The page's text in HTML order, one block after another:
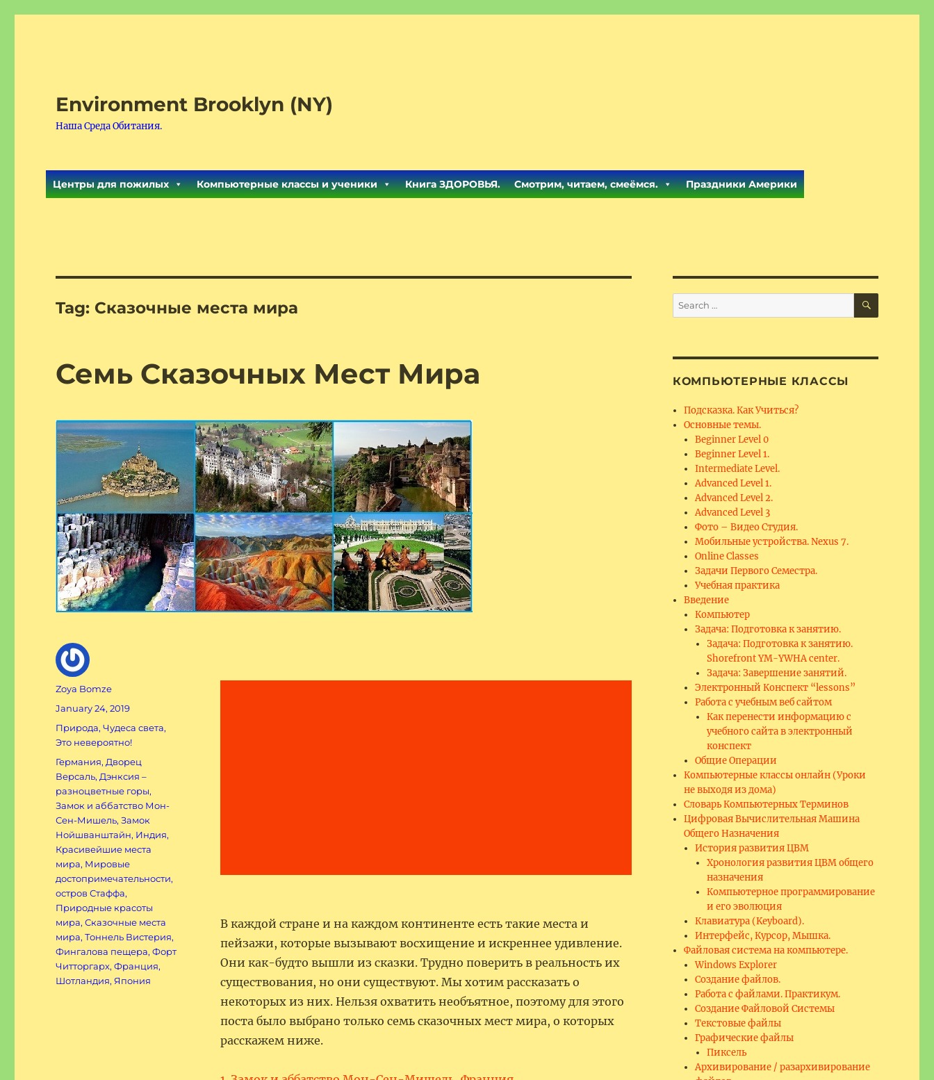
Environment Brooklyn (NY)
Наша Среда Обитания.
Центры для пожилых Компьютерные классы и ученики Книга ЗДОРОВЬЯ. Смотрим, читаем, смеёмся. Праздники Америки
Tag: Сказочные места мира
Семь Сказочных Мест Мира
В каждой стране и на каждом континенте есть такие места и
пейзажи, которые вызывают восхищение и искреннее удивление.
Они как-будто вышли из сказки. Трудно поверить в реальность их
существования, но они существуют. Мы хотим рассказать о
некоторых из них. Нельзя охватить необъятное, поэтому для этого
поста было выбрано только семь сказочных мест мира, о которых
расскажем ниже.
Author
Zoya Bomze
Posted
on
January 24, 2019
Categories
Природа,Чудеса света,
Это невероятно!
Tags
Германия, Дворец
Версаль, Дэнксия –
разноцветные горы,
Замок и аббатство Мон-
Сен-Мишель,Замок
Нойшванштайн, Индия,
Красивейшие места
мира, Мировые
достопримечательности,
остров Стаффа,
Природные красоты
мира,Сказочные места
мира,Тоннель Вистерия,
Фингалова пещера,Форт
Читторгарх,Франция,
Шотландия,Япония
Search
for:
SEARCH
КОМПЬЮТЕРНЫЕ КЛАССЫ
Подсказка. Как Учиться?
Основные темы.
Beginner Level 0
Beginner Level 1.
Intermediate Level.
Advanced Level 1.
Advanced Level 2.
Advanced Level 3
Фото – Видео Студия.
Мобильные устройства. Nexus 7.
Online Classes
Задачи Первого Семестра.
Учебная практика
Введение
Компьютер
Задача: Подготовка к занятию.
Задача: Подготовка к занятию.
Shorefront YM-YWHA center.
Задача: Завершение занятий.
Электронный Конспект “lessons”
Работа с учебным веб сайтом
Как перенести информацию с
учебного сайта в электронный
конспект
Общие Операции
Компьютерные классы онлайн (Уроки
не выходя из дома)
Словарь Компьютерных Терминов
Цифровая Вычислительная Машина
Общего Назначения
История развития ЦВМ
Хронология развития ЦВМ общего
назначения
Компьютерное программирование
и его эволюция
Клавиатура (Keyboard).
Интерфейс, Курсор, Мышка.
Файловая система на компьютере.
Windows Explorer
Создание файлов.
Работа с файлами. Практикум.
Создание Файловой Системы
Текстовые файлы
Графические файлы
Пиксель
Архивирование / разархивирование